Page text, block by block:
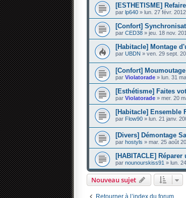
[ESTHETISME]
par lp640 » lun. 27 févr.
[Confort]
par CED38 » jeu. 18 nov.
[Habitacle] Montage
par UBDN » ven. 29 sept.
[Confort]
par Violatorade » lun. 31
[Esthétisme] Faites
par Violatorade » mer. 20
[Habitacle] Ensemble
par Flow90 » lun. 21 janv.
[Divers] Démontage
par hostyls » mar. 25 août
[HABITACLE]
par nounourskiss91 » lun.
Nouveau sujet